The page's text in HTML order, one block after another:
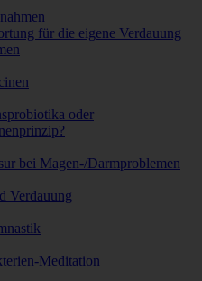
für die eigene Verdauung
oder
bei Magen-/Darmproblemen
Verdauung
Meditation